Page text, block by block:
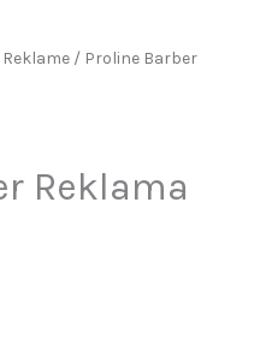
/ Proline Barber
Reklama